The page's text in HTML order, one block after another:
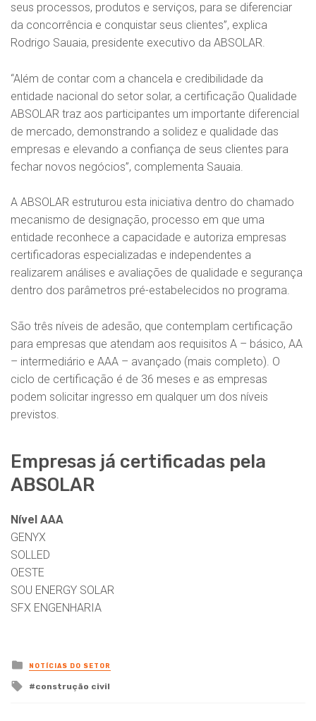
seus processos, produtos e serviços, para se diferenciar
da concorrência e conquistar seus clientes”, explica
Rodrigo Sauaia, presidente executivo da ABSOLAR.
“Além de contar com a chancela e credibilidade da
entidade nacional do setor solar, a certificação Qualidade
ABSOLAR traz aos participantes um importante diferencial
de mercado, demonstrando a solidez e qualidade das
empresas e elevando a confiança de seus clientes para
fechar novos negócios”, complementa Sauaia.
A ABSOLAR estruturou esta iniciativa dentro do chamado
mecanismo de designação, processo em que uma
entidade reconhece a capacidade e autoriza empresas
certificadoras especializadas e independentes a
realizarem análises e avaliações de qualidade e segurança
dentro dos parâmetros pré-estabelecidos no programa.
São três níveis de adesão, que contemplam certificação
para empresas que atendam aos requisitos A – básico, AA
– intermediário e AAA – avançado (mais completo). O
ciclo de certificação é de 36 meses e as empresas
podem solicitar ingresso em qualquer um dos níveis
previstos.
Empresas já certificadas pela
ABSOLAR
Nível AAA
GENYX
SOLLED
OESTE
SOU ENERGY SOLAR
SFX ENGENHARIA
Posted
in
NOTÍCIAS DO SETOR
Tagged
construção civil